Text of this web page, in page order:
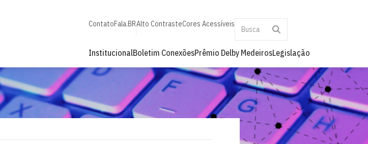
ContatoFala.BRAlto ContrasteCores Acessíveis
InstitucionalBoletim ConexõesPrêmio Delby MedeirosLegislação